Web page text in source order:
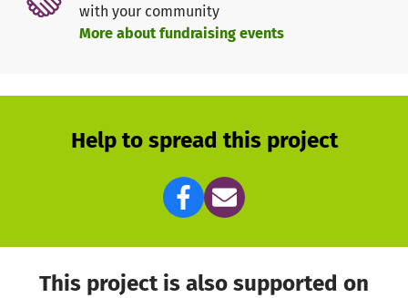
with your community
More about fundraising events
Help to spread this project
This project is also supported on